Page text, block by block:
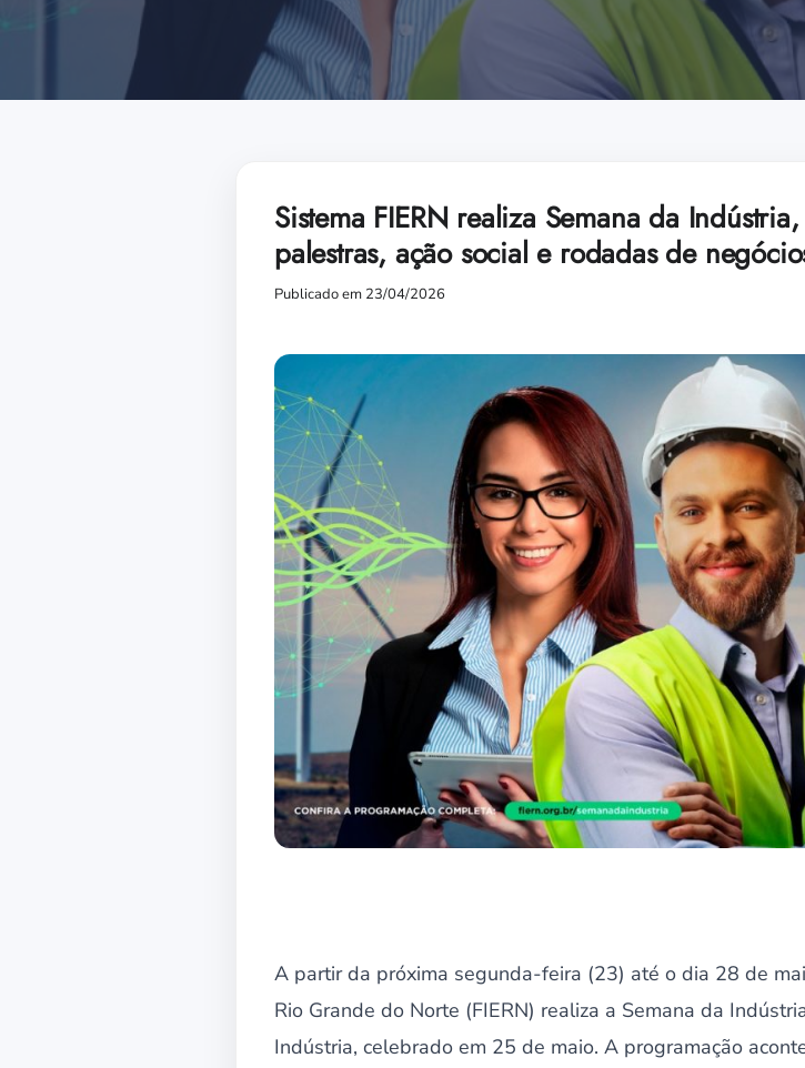
Sistema FIERN realiza Semana da
palestras, ação social e rodadas de
Publicado em 23/04/2026
A partir da próxima segunda-feira (23) até o dia 28 de
Rio Grande do Norte (FIERN) realiza a Semana da
Indústria, celebrado em 25 de maio. A programação